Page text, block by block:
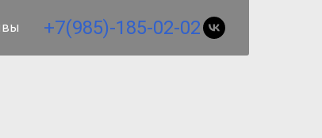
+7(985)-185-02-02